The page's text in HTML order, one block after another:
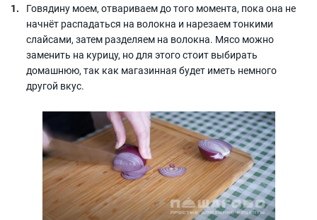
Говядину моем, отвариваем до того момента, пока она не
начнёт распадаться на волокна и нарезаем тонкими
слайсами, затем разделяем на волокна. Мясо можно
заменить на курицу, но для этого стоит выбирать
домашнюю, так как магазинная будет иметь немного
другой вкус.